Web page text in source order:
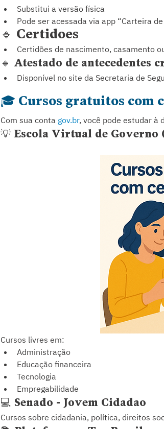
Substitui a versão física
Pode ser acessada via app “Carteira
🔹 Certidões
Certidões de nascimento, casamento
🔹 Atestado de antecedentes
Disponível no site da Secretaria de
🎓 Cursos gratuitos com
Com sua conta gov.br, você pode estudar à
💡 Escola Virtual de Governo
Cursos livres em:
Administração
Educação financeira
Tecnologia
Empregabilidade
💻 Senado - Jovem Cidadão
Cursos sobre cidadania, política, direitos